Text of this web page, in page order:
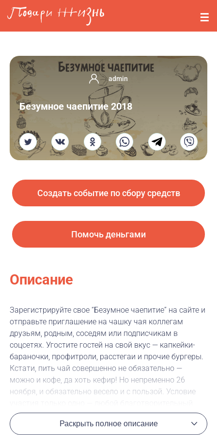
Перейти к основному содержанию
События
О нас
Вопросы
Войти
Регистрация
admin
Безумное чаепитие 2018
Создать событие по сбору средств
Помочь деньгами
Описание
Зарегистрируйте свое “Безумное чаепитие” на сайте и
отправьте приглашение на чашку чая коллегам
друзьям, родным, соседям или подписчикам в
соцсетях. Угостите гостей на свой вкус — капкейки-
бараночки, профитроли, расстегаи и прочие бургеры.
Кстати, пить чай совершенно не обязательно —
можно и кофе, да хоть кефир! Но непременно 26
ноября, и обязательно весело и с пользой. Условие
взнос в пользу фонда! Следите за пожертвованиями
ваших гостей онлайн с помощью счетчика на
Раскрыть полное описание